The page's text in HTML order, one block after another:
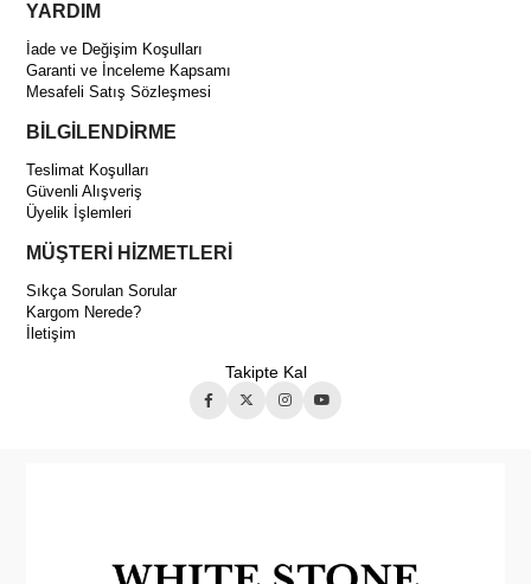
YARDIM
İade ve Değişim Koşulları
Garanti ve İnceleme Kapsamı
Mesafeli Satış Sözleşmesi
BİLGİLENDİRME
Teslimat Koşulları
Güvenli Alışveriş
Üyelik İşlemleri
MÜŞTERİ HİZMETLERİ
Sıkça Sorulan Sorular
Kargom Nerede?
İletişim
Takipte Kal